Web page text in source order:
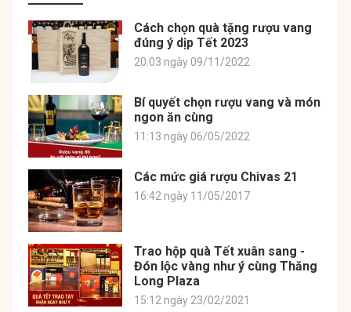
Cách chọn quà tặng rượu vang
đúng ý dịp Tết 2023
20:03 ngày 09/11/2022
Bí quyết chọn rượu vang và món
ngon ăn cùng
11:13 ngày 06/05/2022
Các mức giá rượu Chivas 21
16:42 ngày 11/05/2017
Trao hộp quà Tết xuân sang -
Đón lộc vàng như ý cùng Thăng
Long Plaza
15:12 ngày 23/02/2021